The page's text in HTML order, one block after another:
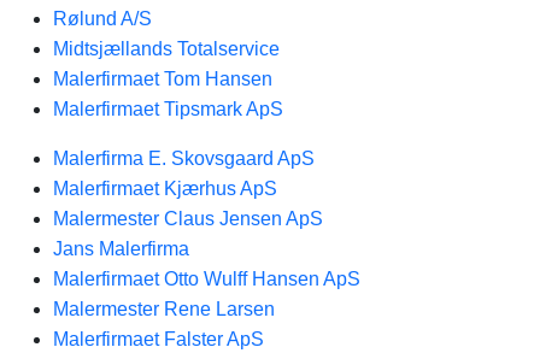
Rølund A/S
Midtsjællands Totalservice
Malerfirmaet Tom Hansen
Malerfirmaet Tipsmark ApS
Malerfirma E. Skovsgaard ApS
Malerfirmaet Kjærhus ApS
Malermester Claus Jensen ApS
Jans Malerfirma
Malerfirmaet Otto Wulff Hansen ApS
Malermester Rene Larsen
Malerfirmaet Falster ApS